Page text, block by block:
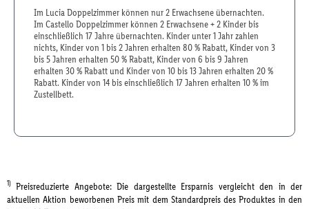
Im Lucia Doppelzimmer können nur 2 Erwachsene übernachten.
Im Castello Doppelzimmer können 2 Erwachsene + 2 Kinder bis
einschließlich 17 Jahre übernachten. Kinder unter 1 Jahr zahlen
nichts, Kinder von 1 bis 2 Jahren erhalten 80 % Rabatt, Kinder von 3
bis 5 Jahren erhalten 50 % Rabatt, Kinder von 6 bis 9 Jahren
erhalten 30 % Rabatt und Kinder von 10 bis 13 Jahren erhalten 20 %
Rabatt. Kinder von 14 bis einschließlich 17 Jahren erhalten 10 % im
Zustellbett.
1) Preisreduzierte Angebote: Die dargestellte Ersparnis vergleicht den in der
aktuellen Aktion beworbenen Preis mit dem Standardpreis des Produktes in den